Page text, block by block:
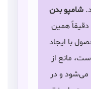
شامپو بدن
دقیقاً همین
با ایجاد
مانع از
می‌شود و در